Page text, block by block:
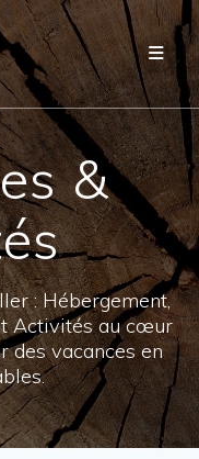
&
: Hébergement,
Activités au cœur
des vacances en